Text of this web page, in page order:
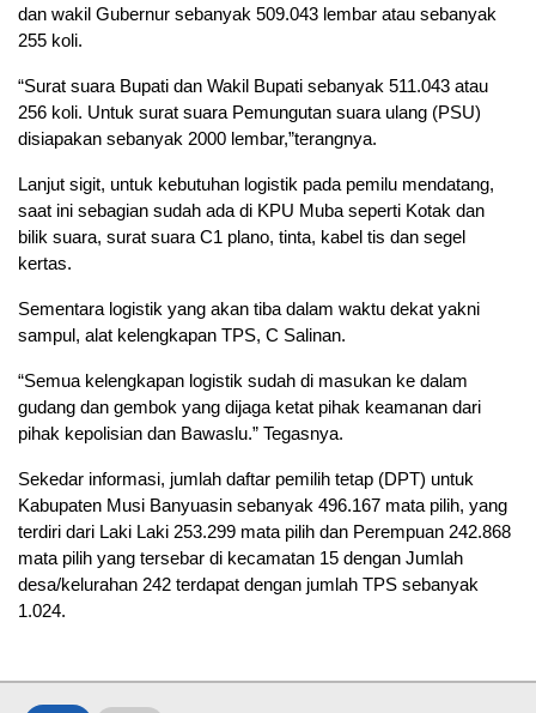
dan wakil Gubernur sebanyak 509.043 lembar atau sebanyak
255 koli.
“Surat suara Bupati dan Wakil Bupati sebanyak 511.043 atau
256 koli. Untuk surat suara Pemungutan suara ulang (PSU)
disiapakan sebanyak 2000 lembar,”terangnya.
Lanjut sigit, untuk kebutuhan logistik pada pemilu mendatang,
saat ini sebagian sudah ada di KPU Muba seperti Kotak dan
bilik suara, surat suara C1 plano, tinta, kabel tis dan segel
kertas.
Sementara logistik yang akan tiba dalam waktu dekat yakni
sampul, alat kelengkapan TPS, C Salinan.
“Semua kelengkapan logistik sudah di masukan ke dalam
gudang dan gembok yang dijaga ketat pihak keamanan dari
pihak kepolisian dan Bawaslu.” Tegasnya.
Sekedar informasi, jumlah daftar pemilih tetap (DPT) untuk
Kabupaten Musi Banyuasin sebanyak 496.167 mata pilih, yang
terdiri dari Laki Laki 253.299 mata pilih dan Perempuan 242.868
mata pilih yang tersebar di kecamatan 15 dengan Jumlah
desa/kelurahan 242 terdapat dengan jumlah TPS sebanyak
1.024.